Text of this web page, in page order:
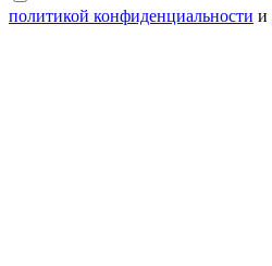
политикой конфиденциальности и